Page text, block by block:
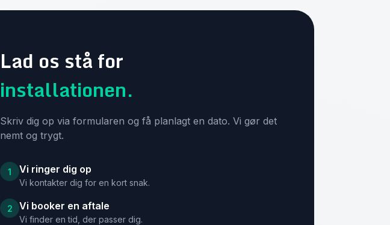
Lad os stå for
installationen.
Skriv dig op via formularen og få planlagt en dato. Vi gør det
nemt og trygt.
1 Vi ringer dig op
Vi kontakter dig for en kort snak.
2 Vi booker en aftale
Vi finder en tid, der passer dig.